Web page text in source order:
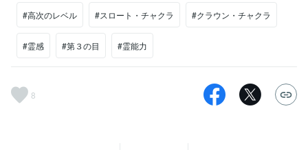
#高次のレベル #スロート・チャクラ #クラウン・チャクラ
#霊感 #第３の目 #霊能力
8